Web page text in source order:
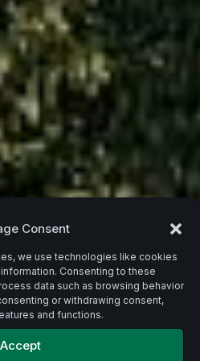
Consent
we use technologies like cookies
Consenting to these
data such as browsing behavior
or withdrawing consent,
and functions.
Accept